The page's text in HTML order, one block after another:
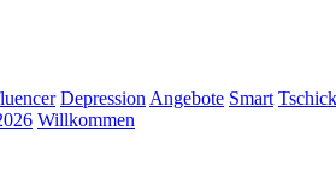
Depression Angebote Smart Tschick
Willkommen